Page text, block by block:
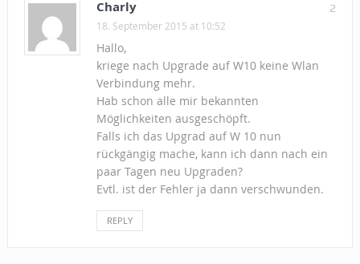
2
Charly
18. September 2015 at 10:52
Hallo,
kriege nach Upgrade auf W10 keine Wlan
Verbindung mehr.
Hab schon alle mir bekannten
Möglichkeiten ausgeschöpft.
Falls ich das Upgrad auf W 10 nun
rückgängig mache, kann ich dann nach ein
paar Tagen neu Upgraden?
Evtl. ist der Fehler ja dann verschwunden.
REPLY